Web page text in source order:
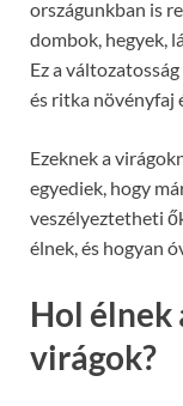
országunkban is
dombok, hegyek,
Ez a
és ritka növényfaj
Ezeknek a
egyediek, hogy
veszélyeztetheti
élnek, és hogyan
Hol élnek
virágok?